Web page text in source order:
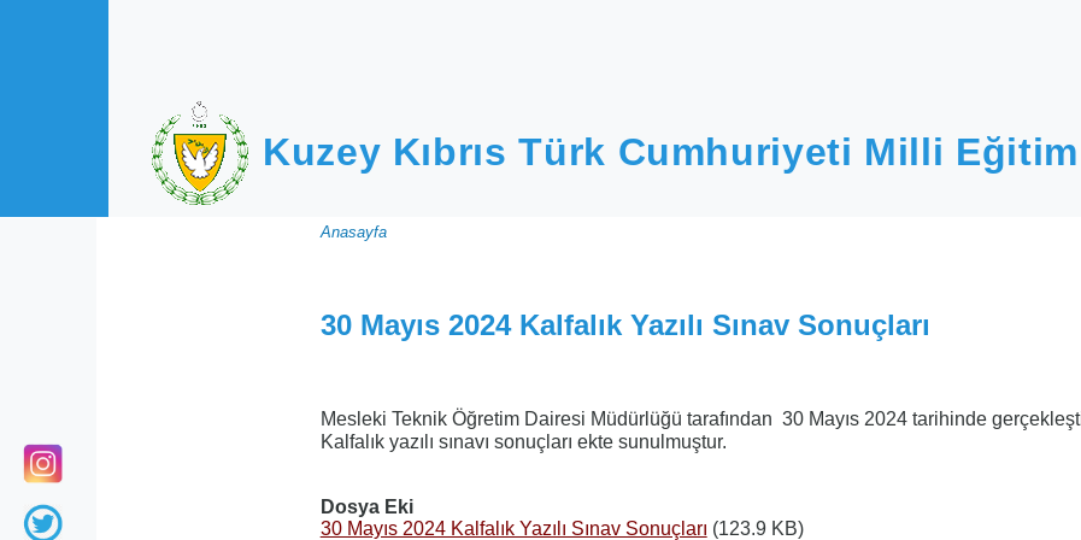
Kuzey Kıbrıs Türk Cumhuriyeti Milli Eğitim
Sayfa
yolu
Anasayfa
30 Mayıs 2024 Kalfalık Yazılı Sınav Sonuçları
Mesleki Teknik Öğretim Dairesi Müdürlüğü tarafından 30 Mayıs 2024 tarihinde
Kalfalık yazılı sınavı sonuçları ekte sunulmuştur.
Dosya Eki
30 Mayıs 2024 Kalfalık Yazılı Sınav Sonuçları (123.9 KB)